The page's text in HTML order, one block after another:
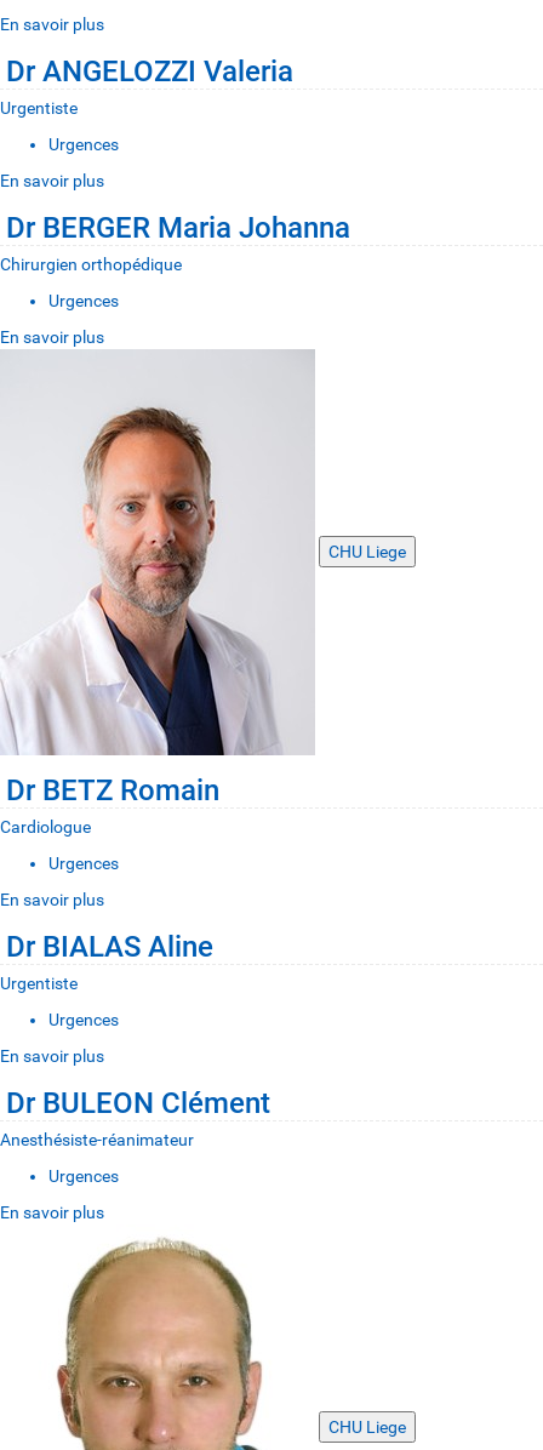
En savoir plus
Dr ANGELOZZI Valeria
Urgentiste
Urgences
En savoir plus
Dr BERGER Maria Johanna
Chirurgien orthopédique
Urgences
En savoir plus
CHU Liege
Dr BETZ Romain
Cardiologue
Urgences
En savoir plus
Dr BIALAS Aline
Urgentiste
Urgences
En savoir plus
Dr BULEON Clément
Anesthésiste-réanimateur
Urgences
En savoir plus
CHU Liege